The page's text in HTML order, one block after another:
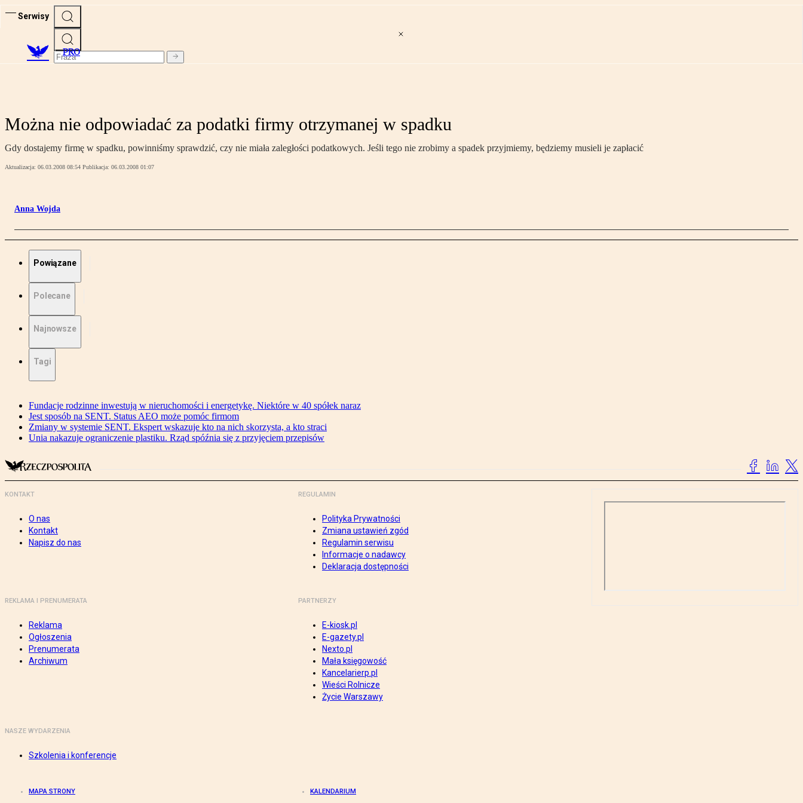
Serwisy
PRO
Można nie odpowiadać za podatki firmy otrzymanej w spadku
Gdy dostajemy firmę w spadku, powinniśmy sprawdzić, czy nie miała zaległości podatkowych. Jeśli tego nie zrobimy a spadek przyjmiemy, będziemy musieli je zapłacić
Aktualizacja: 06.03.2008 08:54 Publikacja: 06.03.2008 01:07
Anna Wojda
Powiązane
Polecane
Najnowsze
Tagi
Fundacje rodzinne inwestują w nieruchomości i energetykę. Niektóre w 40 spółek naraz
Jest sposób na SENT. Status AEO może pomóc firmom
Zmiany w systemie SENT. Ekspert wskazuje kto na nich skorzysta, a kto straci
Unia nakazuje ograniczenie plastiku. Rząd spóźnia się z przyjęciem przepisów
KONTAKT
O nas
Kontakt
Napisz do nas
REGULAMIN
Polityka Prywatności
Zmiana ustawień zgód
Regulamin serwisu
Informacje o nadawcy
Deklaracja dostępności
REKLAMA I PRENUMERATA
Reklama
Ogłoszenia
Prenumerata
Archiwum
PARTNERZY
E-kiosk.pl
E-gazety.pl
Nexto.pl
Mała księgowość
Kancelarierp.pl
Wieści Rolnicze
Życie Warszawy
NASZE WYDARZENIA
Szkolenia i konferencje
MAPA STRONY KALENDARIUM